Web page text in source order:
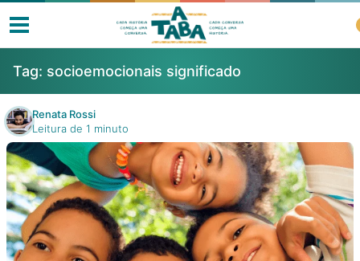
Livros
Resenhas
Clube de Leitores
Tag: socioemocionais significado
Renata Rossi
Leitura de 1 minuto